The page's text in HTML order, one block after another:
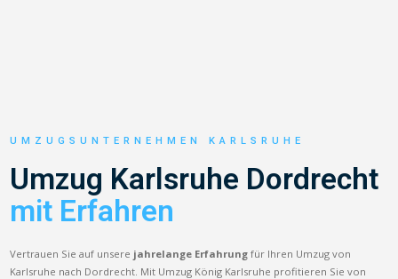
UMZUGSUNTERNEHMEN KARLSRUHE
Umzug Karlsruhe Dordrecht
mit Erfahren
Vertrauen Sie auf unsere jahrelange Erfahrung für Ihren Umzug von
Karlsruhe nach Dordrecht. Mit Umzug König Karlsruhe profitieren Sie von